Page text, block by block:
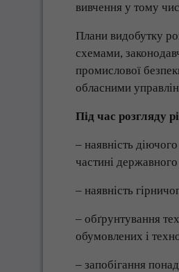
вивчення у тому
Плани видобутку
схемами,
промислової
обласними
Під час розгляду
– наявність
частині
– наявність
– обґрунтування
обумовлених і
– запобігання